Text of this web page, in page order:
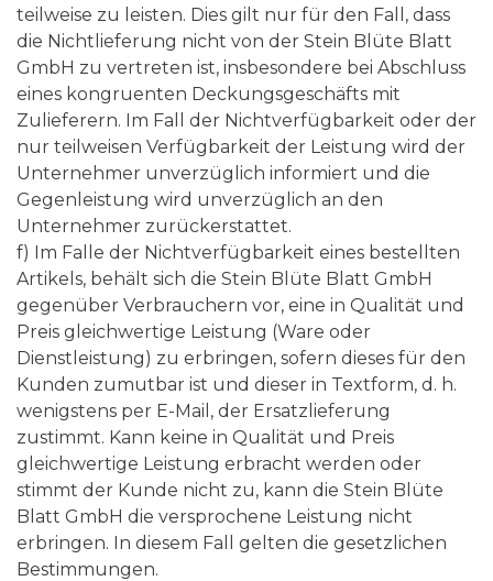
teilweise zu leisten. Dies gilt nur für den Fall, dass
die Nichtlieferung nicht von der Stein Blüte Blatt
GmbH zu vertreten ist, insbesondere bei Abschluss
eines kongruenten Deckungsgeschäfts mit
Zulieferern. Im Fall der Nichtverfügbarkeit oder der
nur teilweisen Verfügbarkeit der Leistung wird der
Unternehmer unverzüglich informiert und die
Gegenleistung wird unverzüglich an den
Unternehmer zurückerstattet.
f) Im Falle der Nichtverfügbarkeit eines bestellten
Artikels, behält sich die Stein Blüte Blatt GmbH
gegenüber Verbrauchern vor, eine in Qualität und
Preis gleichwertige Leistung (Ware oder
Dienstleistung) zu erbringen, sofern dieses für den
Kunden zumutbar ist und dieser in Textform, d. h.
wenigstens per E-Mail, der Ersatzlieferung
zustimmt. Kann keine in Qualität und Preis
gleichwertige Leistung erbracht werden oder
stimmt der Kunde nicht zu, kann die Stein Blüte
Blatt GmbH die versprochene Leistung nicht
erbringen. In diesem Fall gelten die gesetzlichen
Bestimmungen.